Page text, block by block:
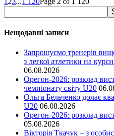
Нещодавні записи
Запрошуємо тренерів
з легкої атлетики на
06.08.2026
Орегон-2026: розклад
чемпіонату світу U20
Ольга Бельченко долає
U20 06.08.2026
Орегон-2026: розклад
05.08.2026
Вікторія Ткачук – з